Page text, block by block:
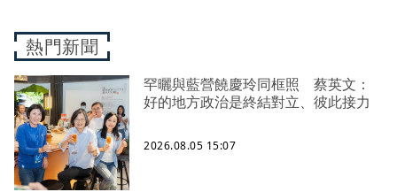
熱門新聞
罕曬與藍營饒慶玲同框照 蔡英文：
好的地方政治是終結對立、彼此接力
2026.08.05 15:07